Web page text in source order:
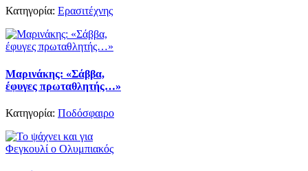
Κατηγορία: Ερασιτέχνης
Μαρινάκης: «Σάββα,
έφυγες πρωταθλητής…»
Κατηγορία: Ποδόσφαιρο